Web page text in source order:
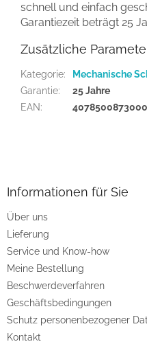
schnell und einfach
Garantiezeit beträgt 25
Zusätzliche
Kategorie:
Mechanische
Garantie:
25 Jahre
EAN: 4078500873000
e
Informationen für Sie
Über uns
Lieferung
Service und Know-how
Meine Bestellung
Beschwerdeverfahren
Geschäftsbedingungen
Schutz personenbezogener
Kontakt